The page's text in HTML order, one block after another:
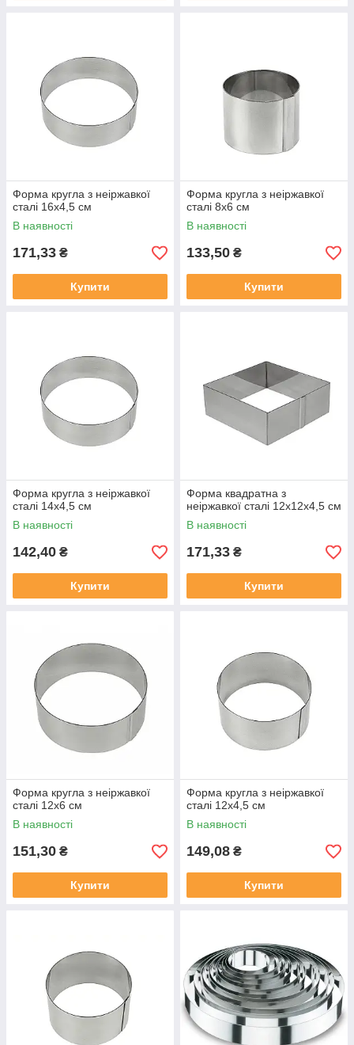
Форма кругла з неіржавкої
сталі 16х4,5 см
В наявності
171,33 ₴
Купити
Форма кругла з неіржавкої
сталі 8х6 см
В наявності
133,50 ₴
Купити
Форма кругла з неіржавкої
сталі 14х4,5 см
В наявності
142,40 ₴
Купити
Форма квадратна з
неіржавкої сталі 12х12х4,5 см
В наявності
171,33 ₴
Купити
Форма кругла з неіржавкої
сталі 12х6 см
В наявності
151,30 ₴
Купити
Форма кругла з неіржавкої
сталі 12х4,5 см
В наявності
149,08 ₴
Купити